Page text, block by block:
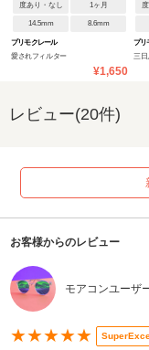
度あり・なし 1ヶ月
14.5mm 8.6mm
プリモクレール
愛されフィルター
¥1,650
プリ
三日
レビュー(20件)
お客様からのレビュー
モアコンユーザ
★★★★★